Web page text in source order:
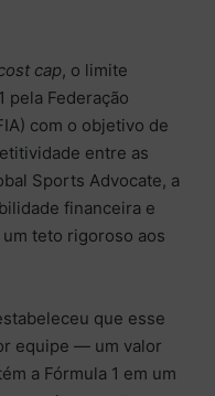
cap, o limite
pela Federação
com o objetivo de
entre as
Sports Advocate, a
financeira e
teto rigoroso aos
que esse
equipe — um valor
a Fórmula 1 em um